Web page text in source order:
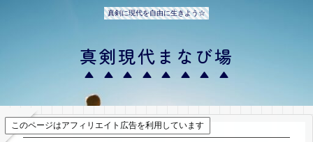
真剣に現代を自由に生きよう☆
真剣現代まなび場
このページはアフィリエイト広告を利用しています